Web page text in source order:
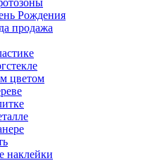
Рождения
продажа
цветом
наклейки